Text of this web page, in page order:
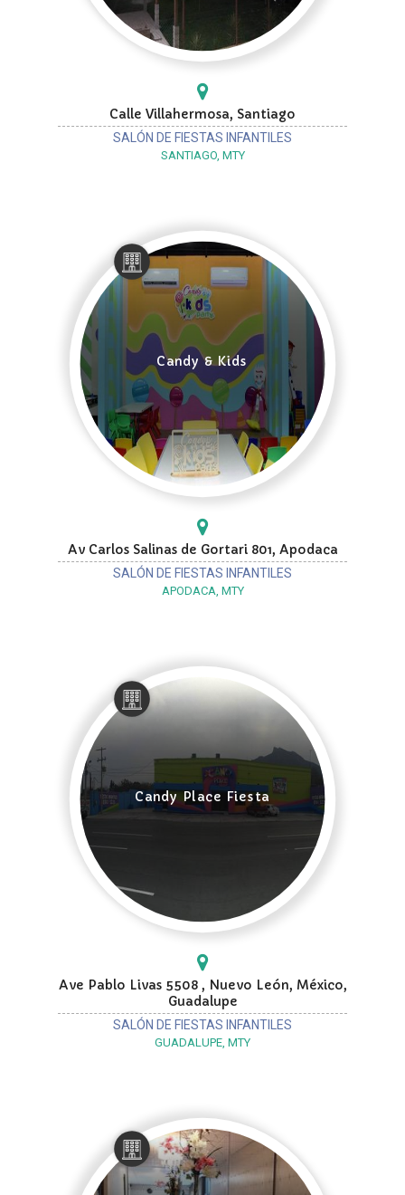
Calle Villahermosa, Santiago
SALÓN DE FIESTAS INFANTILES
SANTIAGO, MTY
Candy & Kids
Av Carlos Salinas de Gortari 801, Apodaca
SALÓN DE FIESTAS INFANTILES
APODACA, MTY
Candy Place Fiesta
Ave Pablo Livas 5508 , Nuevo León, México,
Guadalupe
SALÓN DE FIESTAS INFANTILES
GUADALUPE, MTY